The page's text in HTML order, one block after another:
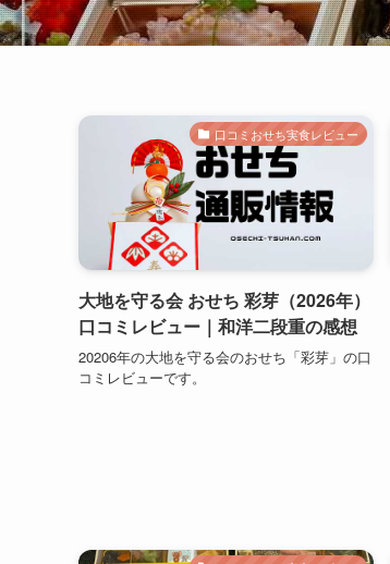
口コミおせち実食レビュー
大地を守る会 おせち 彩芽（2026年）
口コミレビュー｜和洋二段重の感想
20206年の大地を守る会のおせち「彩芽」の口
コミレビューです。